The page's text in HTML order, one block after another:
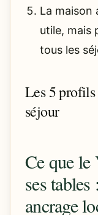
La maison
utile, mais
tous les
Les 5
séjour
Ce que le
ses
ancrage